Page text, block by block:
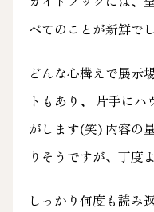
べてのことが新鮮でし
どんな心構えで展示
トもあり、 片手に
がします(笑) 内容の
りそうですが、丁度
しっかり何度も読み